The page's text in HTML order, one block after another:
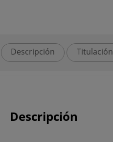
Descripción Titulación
Descripción